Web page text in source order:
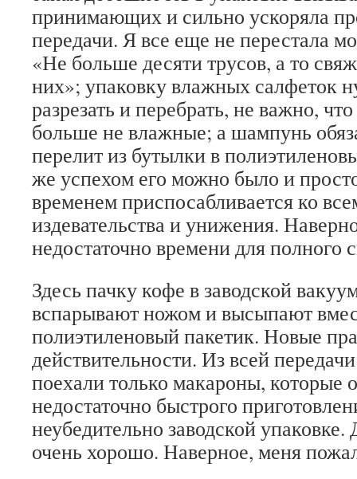
принимающих и сильно ускоряла
передачи. Я все еще не перестала
«Не больше десяти трусов, а то
них»; упаковку влажных салфеток
разрезать и перебрать, не важно,
больше не влажные; а шампунь
перелит из бутылки в
же успехом его можно было и
временем приспосабливается ко
издевательства и унижения.
недостаточно времени для полного
Здесь пачку кофе в заводской
вспарывают ножом и высыпают
полиэтиленовый пакетик. Новые
действительности. Из всей
поехали только макароны, которые
недостаточно быстрого
неубедительно заводской
очень хорошо. Наверное, меня